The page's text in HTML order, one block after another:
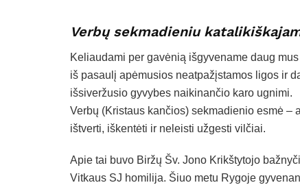
Verbų sekmadieniu
Keliaudami per gavėnią išgyvename daug
iš pasaulį apėmusios neatpažįstamos ligos ir
išsiveržusio gyvybes naikinančio karo ugnimi.
Verbų (Kristaus kančios) sekmadienio esmė –
ištverti, iškentėti ir neleisti užgesti vilčiai.
Apie tai buvo Biržų Šv. Jono Krikštytojo
Vitkaus SJ homilija. Šiuo metu Rygoje